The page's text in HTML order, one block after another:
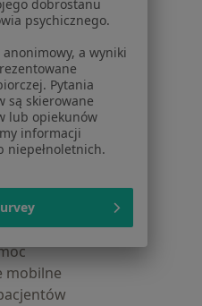
prasowe
zabiegi
mobilne
dobrostanu
psychicznego.
anonimowy, a wyniki
Pytania
są skierowane
lub opiekunów
informacji
niepełnoletnich.